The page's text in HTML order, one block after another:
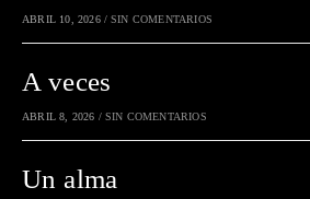
ABRIL 10, 2026 / SIN COMENTARIOS
A veces
ABRIL 8, 2026 / SIN COMENTARIOS
Un alma